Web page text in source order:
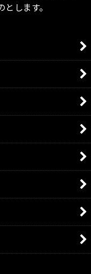
します。